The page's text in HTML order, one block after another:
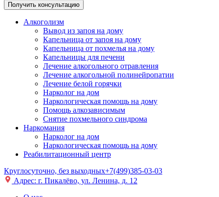
Получить консультацию
Алкоголизм
Вывод из запоя на дому
Капельница от запоя на дому
Капельница от похмелья на дому
Капельницы для печени
Лечение алкогольного отравления
Лечение алкогольной полинейропатии
Лечение белой горячки
Нарколог на дом
Наркологическая помощь на дому
Помощь алкозависимым
Снятие похмельного синдрома
Наркомания
Нарколог на дом
Наркологическая помощь на дому
Реабилитационный центр
Круглосуточно, без выходных+7(499)385-03-03
Адрес: г. Пикалёво, ул. Ленина, д. 12